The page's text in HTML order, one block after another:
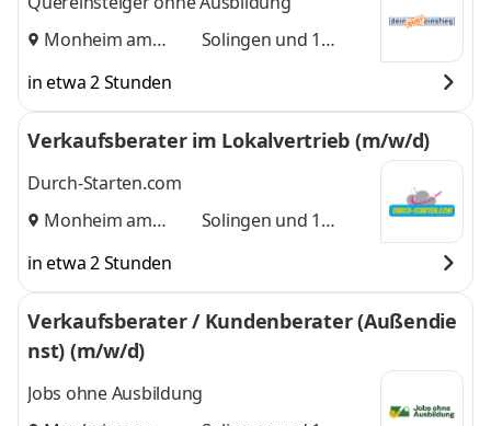
Monheim am
Solingen und 1
in etwa 2 Stunden
Verkaufsberater im Lokalvertrieb (m/w/d)
Durch-Starten.com
Monheim am
Solingen und 1
in etwa 2 Stunden
Verkaufsberater / Kundenberater (Außendie
nst) (m/w/d)
Jobs ohne Ausbildung